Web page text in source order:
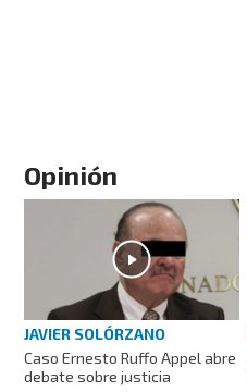
Opinión
JAVIER SOLÓRZANO
Caso Ernesto Ruffo Appel abre
debate sobre justicia